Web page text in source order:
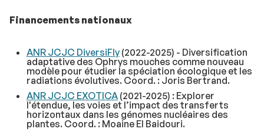
Financements nationaux
ANR JCJC DiversiFly(2022-2025) - Diversification
adaptative des Ophrys mouches comme nouveau
modèle pour étudier la spéciation écologique et les
radiations évolutives. Coord. : Joris Bertrand.
ANR JCJC EXOTICA(2021-2025) : Explorer
l'étendue, les voies et l’impact des transferts
horizontaux dans les génomes nucléaires des
plantes. Coord. : Moaine El Baidouri.